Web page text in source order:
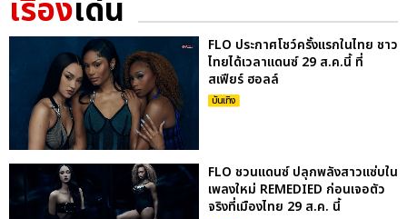
เรื่องเด่น
FLO ประกาศโชว์ครั้งแรกในไทย ชาว
ไทยได้เวลาแดนซ์ 29 ส.ค.นี้ ที่
สเฟียร์ ฮอลล์
บันเทิง
FLO ชวนแดนซ์ ปลุกพลังสาวแซ่บใน
เพลงใหม่ REMEDIED ก่อนเจอตัว
จริงที่เมืองไทย 29 ส.ค. นี้